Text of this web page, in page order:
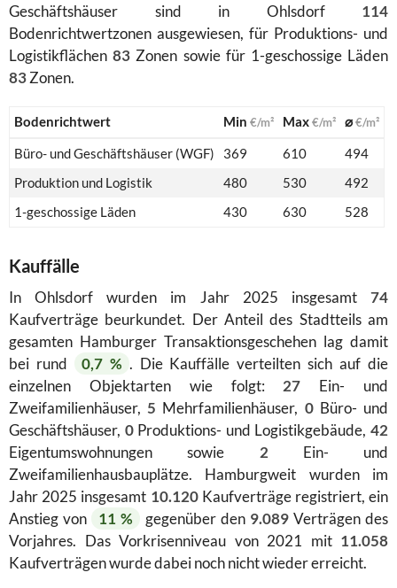
Geschäftshäuser sind in Ohlsdorf 114
Bodenrichtwertzonen ausgewiesen, für Produktions- und
Logistikflächen83 Zonen sowie für 1-geschossige Läden
83Zonen.
Bodenrichtwert Min €/m² Max€/m² ⌀€/m²
Büro- und Geschäftshäuser (WGF) 369 610
494
Produktion und Logistik
480 530
492
1-geschossige Läden
430 630 528
Kauffälle
In Ohlsdorf wurden im Jahr 2025 insgesamt 74
Kaufverträge beurkundet. Der Anteil des Stadtteils am
gesamten Hamburger Transaktionsgeschehen lag damit
bei rund
0,7 % . Die Kauffälle verteilten sich auf die
einzelnen Objektarten wie folgt: 27 Ein- und
Zweifamilienhäuser,5 Mehrfamilienhäuser, 0Büro- und
Geschäftshäuser, 0Produktions- und Logistikgebäude,42
Eigentumswohnungen sowie 2 Ein- und
Zweifamilienhausbauplätze. Hamburgweit wurden im
Jahr 2025 insgesamt 10.120Kaufverträge registriert, ein
Anstieg von
11 % gegenüber den 9.089Verträgen des
Vorjahres. Das Vorkrisenniveau von 2021 mit 11.058
Kaufverträgen wurde dabei noch nicht wieder erreicht.